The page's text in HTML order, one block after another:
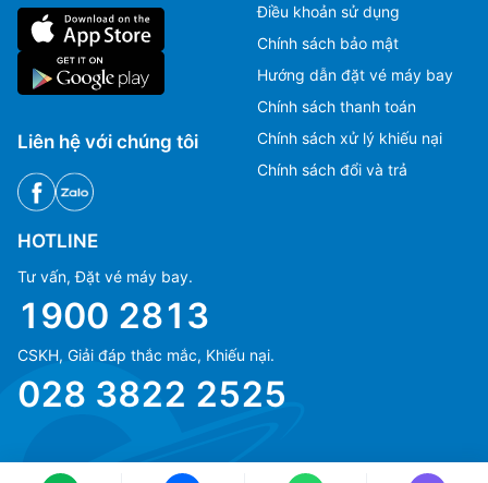
Liên hệ với chúng tôi
Điều khoản sử dụng
Chính sách bảo mật
Hướng dẫn đặt vé máy bay
Chính sách thanh toán
Chính sách xử lý khiếu nại
Chính sách đổi và trả
HOTLINE
Tư vấn, Đặt vé máy bay.
1900 2813
CSKH, Giải đáp thắc mắc, Khiếu nại.
028 3822 2525
(+84) 70 854 1213